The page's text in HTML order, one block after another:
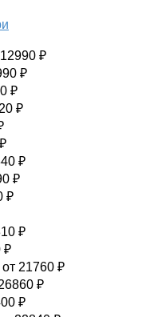
₽
₽
₽
₽
₽
₽
₽
₽
₽
от 21760 ₽
₽
₽